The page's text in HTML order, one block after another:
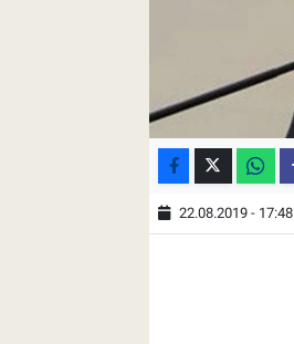
22.08.2019 - 17:48